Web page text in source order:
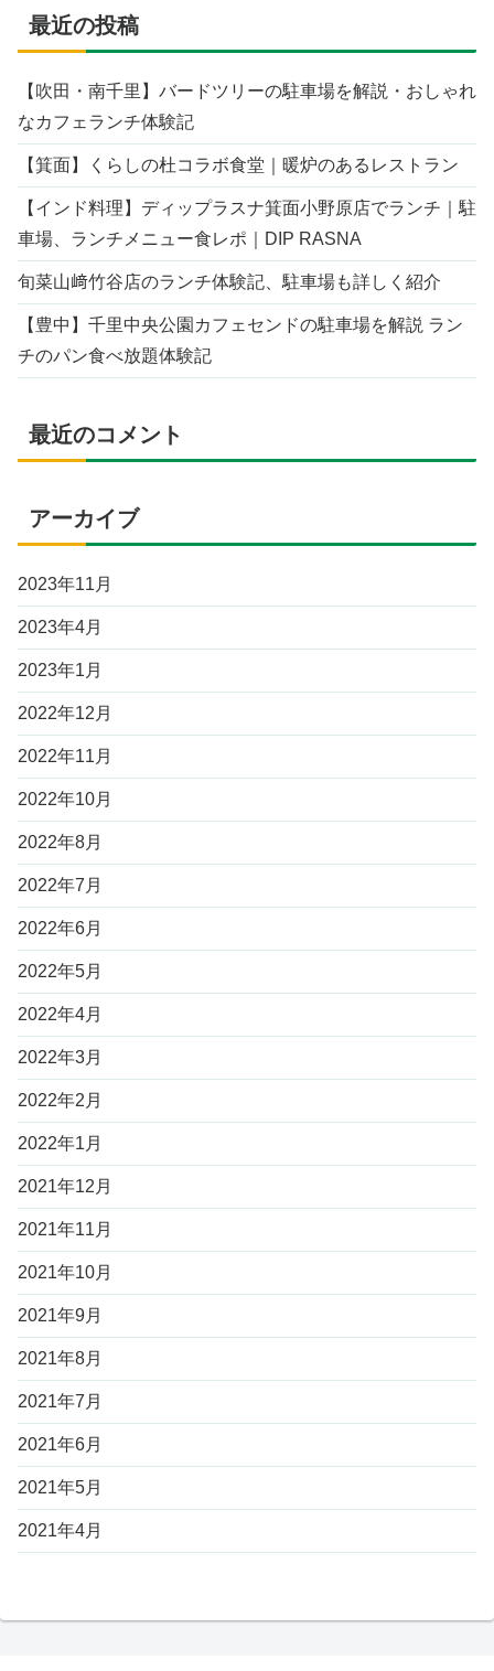
最近の投稿
【吹田・南千里】バードツリーの駐車場を解説・おしゃれ
なカフェランチ体験記
【箕面】くらしの杜コラボ食堂｜暖炉のあるレストラン
【インド料理】ディップラスナ箕面小野原店でランチ｜駐
車場、ランチメニュー食レポ｜DIP RASNA
旬菜山﨑竹谷店のランチ体験記、駐車場も詳しく紹介
【豊中】千里中央公園カフェセンドの駐車場を解説 ラン
チのパン食べ放題体験記
最近のコメント
アーカイブ
2023年11月
2023年4月
2023年1月
2022年12月
2022年11月
2022年10月
2022年8月
2022年7月
2022年6月
2022年5月
2022年4月
2022年3月
2022年2月
2022年1月
2021年12月
2021年11月
2021年10月
2021年9月
2021年8月
2021年7月
2021年6月
2021年5月
2021年4月